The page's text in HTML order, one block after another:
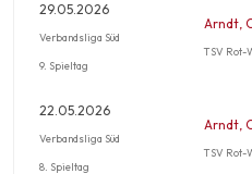
29.05.2026
Verbandsliga Süd
9. Spieltag
Arndt,
TSV Rot-
22.05.2026
Verbandsliga Süd
8. Spieltag
Arndt,
TSV Rot-